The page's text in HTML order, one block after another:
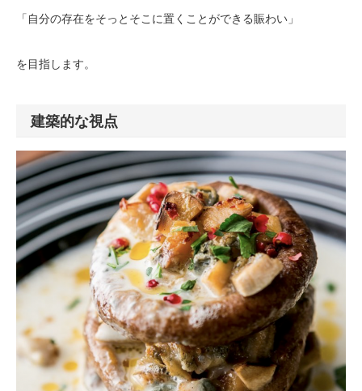
「自分の存在をそっとそこに置くことができる賑わい」
を目指します。
建築的な視点